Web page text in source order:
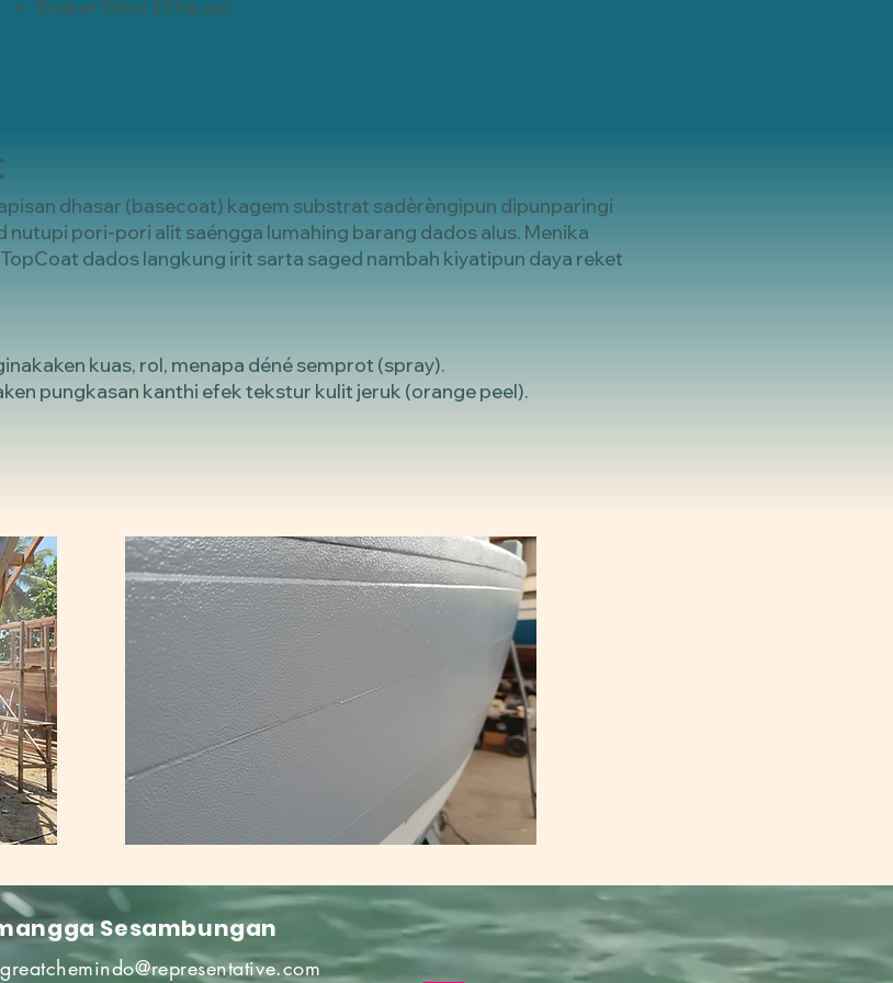
Ember Wesi 25 kg set
dhasar (basecoat) kagem substrat sadèrèngipun dipunparingi
nutupi pori-pori alit saéngga lumahing barang dados alus. Menika
dados langkung irit sarta saged nambah kiyatipun daya reket
kuas, rol, menapa déné semprot (spray).
pungkasan kanthi efek tekstur kulit jeruk (orange peel).
Sesambungan
greatchemindo@representative.com